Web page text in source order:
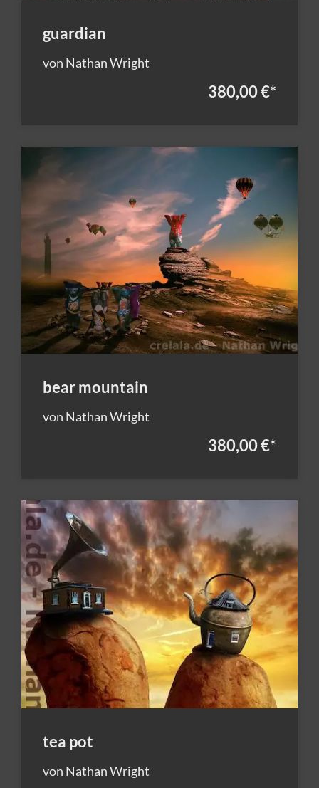
guardian
von Nathan Wright
380,00 €*
bear mountain
von Nathan Wright
380,00 €*
tea pot
von Nathan Wright